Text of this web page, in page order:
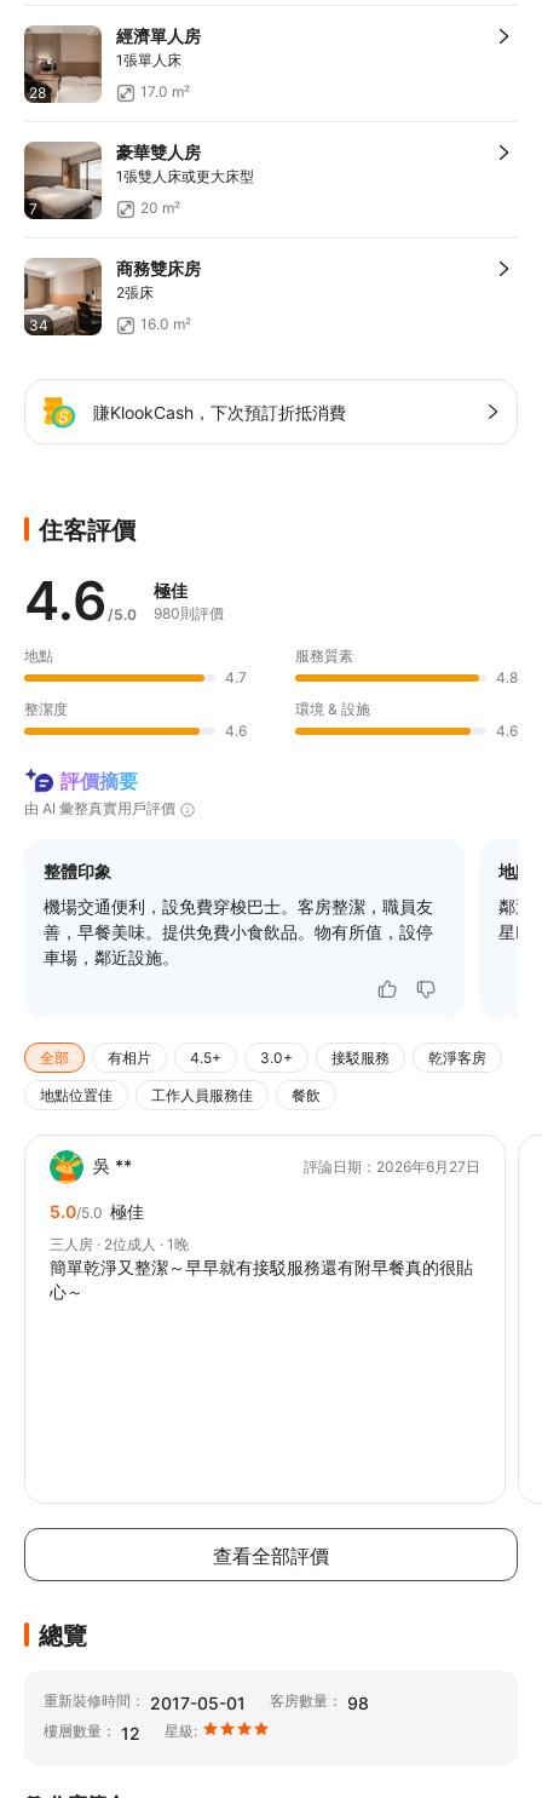
28
經濟單人房
1張單人床
17.0 m²
7
豪華雙人房
1張雙人床或更大床型
20 m²
34
商務雙床房
2張床
16.0 m²
賺KlookCash，下次預訂折抵消費
住客評價
4.6 /5.0
極佳
980則評價
地點
4.7
服務質素
4.8
整潔度
4.6
環境 & 設施
4.6
評價摘要
由 AI 彙整真實用戶評價
整體印象
機場交通便利，設免費穿梭巴士。客房整潔，職員友
善，早餐美味。提供免費小食飲品。物有所值，設停
車場，鄰近設施。
地點
鄰近
星巴
全部 有相片 4.5+ 3.0+ 接駁服務 乾淨客房
地點位置佳 工作人員服務佳 餐飲
吳 ** 評論日期：2026年6月27日
5.0/5.0 極佳
三人房 · 2位成人 · 1晚
簡單乾淨又整潔～早早就有接駁服務還有附早餐真的很貼
心～
查看全部評價
總覽
重新裝修時間： 2017-05-01 客房數量： 98
樓層數量： 12 星級: